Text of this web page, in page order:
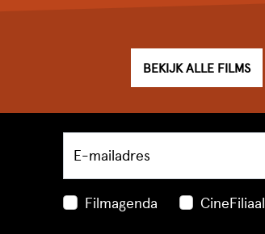
BEKIJK ALLE FILMS
E-mailadres
Filmagenda CineFiliaal